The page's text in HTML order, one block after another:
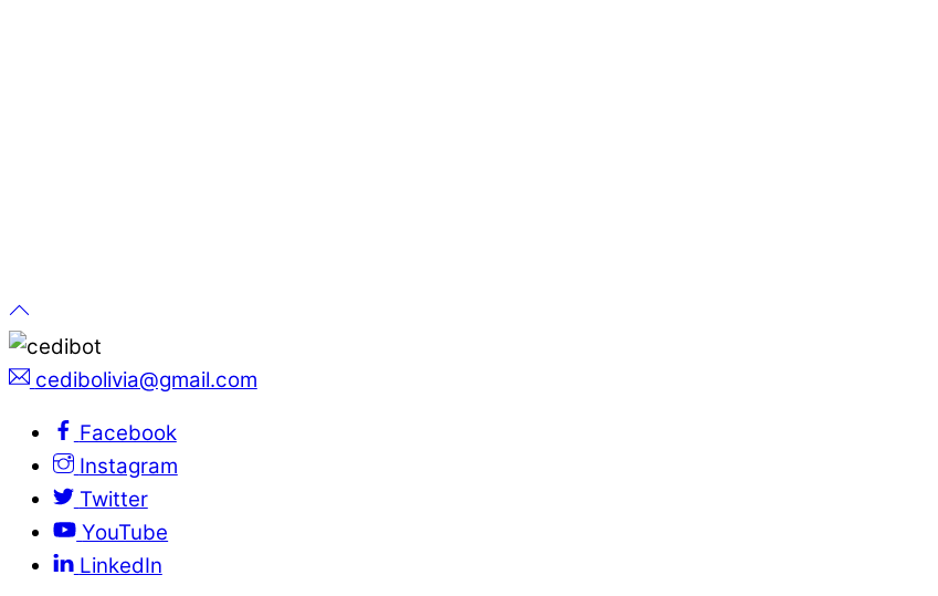
cedibolivia@gmail.com
Facebook
Instagram
Twitter
YouTube
LinkedIn